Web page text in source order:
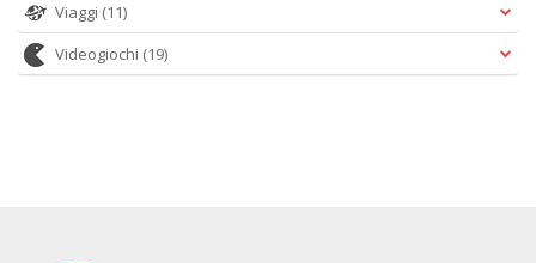
Viaggi (11)
Videogiochi (19)